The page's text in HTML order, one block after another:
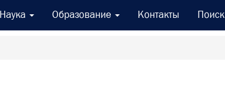
Наука Образование Контакты Поиск